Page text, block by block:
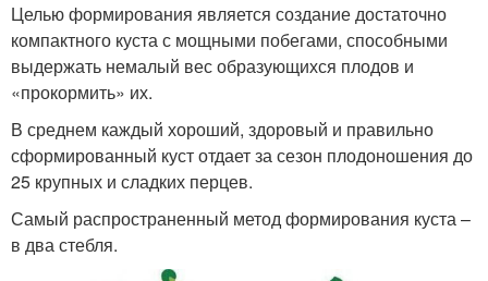
Целью формирования является создание достаточно
компактного куста с мощными побегами, способными
выдержать немалый вес образующихся плодов и
«прокормить» их.
В среднем каждый хороший, здоровый и правильно
сформированный куст отдает за сезон плодоношения до
25 крупных и сладких перцев.
Самый распространенный метод формирования куста –
в два стебля.